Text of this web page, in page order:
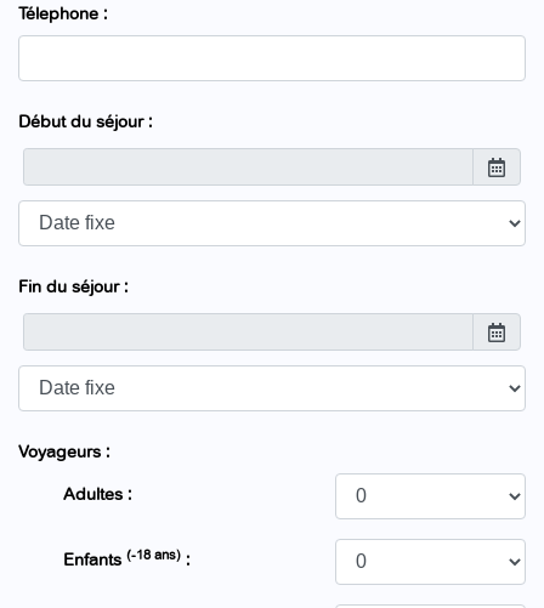
Télephone :
Début du séjour :
Fin du séjour :
Voyageurs :
Adultes :
Enfants(-18 ans) :